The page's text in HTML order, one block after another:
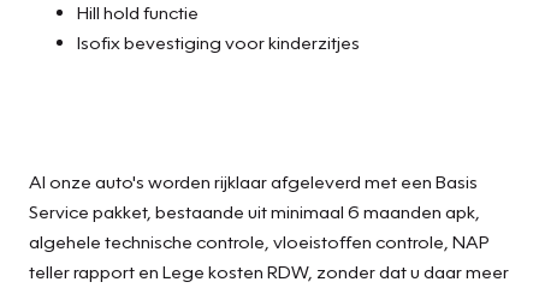
Hill hold functie
Isofix bevestiging voor kinderzitjes
Al onze auto's worden rijklaar afgeleverd met een Basis
Service pakket, bestaande uit minimaal 6 maanden apk,
algehele technische controle, vloeistoffen controle, NAP
teller rapport en Lege kosten RDW, zonder dat u daar meer